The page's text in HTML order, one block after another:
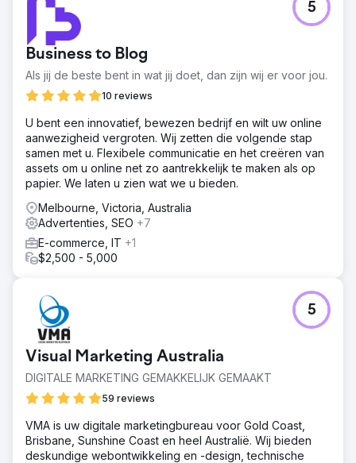
Business to Blog
Als jij de beste bent in wat jij doet, dan zijn wij er voor jou.
10 reviews
5
U bent een innovatief, bewezen bedrijf en wilt uw online
aanwezigheid vergroten. Wij zetten die volgende stap
samen met u. Flexibele communicatie en het creëren van
assets om u online net zo aantrekkelijk te maken als op
papier. We laten u zien wat we u bieden.
Melbourne, Victoria, Australia
Advertenties, SEO +7
E-commerce, IT +1
$2,500 - 5,000
Visual Marketing Australia
DIGITALE MARKETING GEMAKKELIJK GEMAAKT
59 reviews
5
VMA is uw digitale marketingbureau voor Gold Coast,
Brisbane, Sunshine Coast en heel Australië. Wij bieden
deskundige webontwikkeling en -design, technische